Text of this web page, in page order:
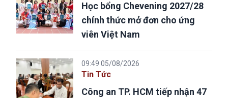
Học bổng Chevening 2027/28
chính thức mở đơn cho ứng
viên Việt Nam
09:49 05/08/2026
Tin Tức
Công an TP. HCM tiếp nhận 47